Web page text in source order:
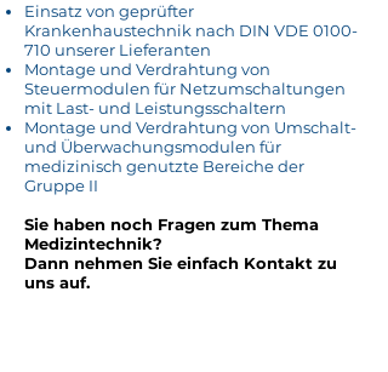
Einsatz von geprüfter
Krankenhaustechnik nach DIN VDE 0100-
710 unserer Lieferanten
Montage und Verdrahtung von
Steuermodulen für Netzumschaltungen
mit Last- und Leistungsschaltern
Montage und Verdrahtung von Umschalt-
und Überwachungsmodulen für
medizinisch genutzte Bereiche der
Gruppe II
Sie haben noch Fragen zum Thema
Medizintechnik?
Dann nehmen Sie einfach Kontakt zu
uns auf.